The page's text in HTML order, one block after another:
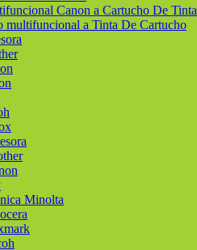
Canon a Cartucho De Tinta
multifuncional a Tinta De Cartucho
Minolta